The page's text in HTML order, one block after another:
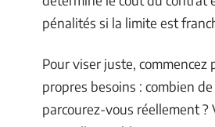
pénalités si la limite est
Pour viser juste, commencez
propres besoins : combien
parcourez-vous réellement ?